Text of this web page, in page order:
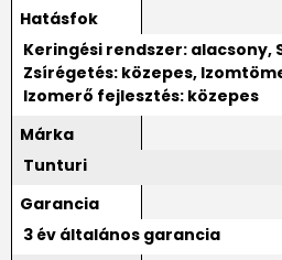
Hatásfok
Keringési rendszer: alacsony,
Zsírégetés: közepes,
Izomerő fejlesztés: közepes
Márka
Tunturi
Garancia
3 év általános garancia